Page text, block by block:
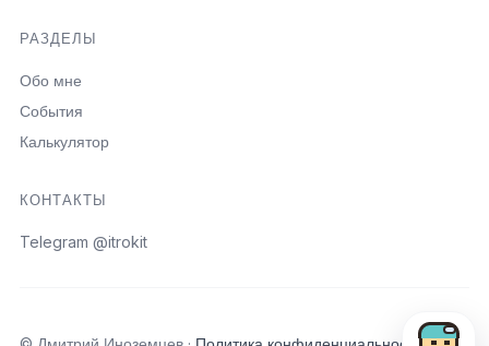
РАЗДЕЛЫ
Обо мне
События
Калькулятор
КОНТАКТЫ
Telegram @itrokit
Открыть